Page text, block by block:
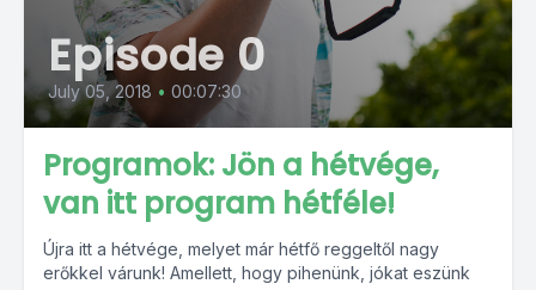
Episode 0
July 05, 2018 • 00:07:30
Programok: Jön a hétvége,
van itt program hétféle!
Újra itt a hétvége, melyet már hétfő reggeltől nagy
erőkkel várunk! Amellett, hogy pihenünk, jókat eszünk